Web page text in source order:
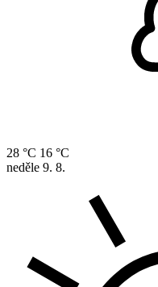
28 °C 16 °C
neděle 9. 8.